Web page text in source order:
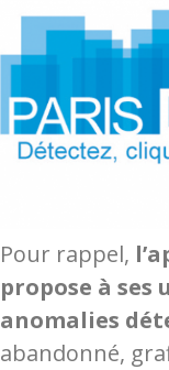
Pour rappel,
propose à
anomalies
abandonné,